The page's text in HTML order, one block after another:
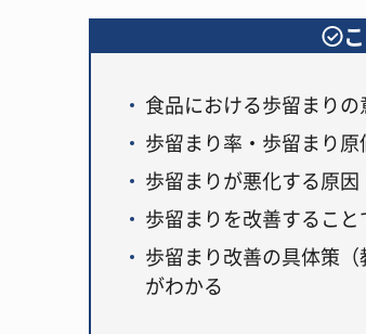
食品における歩留まり
歩留まり率・歩留まり
歩留まりが悪化する原
歩留まりを改善するこ
歩留まり改善の具体策
がわかる